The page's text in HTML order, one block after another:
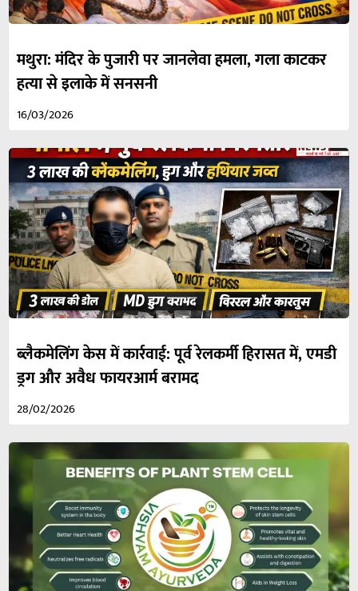
मथुरा: मंदिर के पुजारी पर जानलेवा हमला, गला काटकर
हत्या से इलाके में सनसनी
16/03/2026
ब्लैकमेलिंग केस में कार्रवाई: पूर्व रेलकर्मी हिरासत में, एमडी
ड्रग और अवैध फायरआर्म बरामद
28/02/2026